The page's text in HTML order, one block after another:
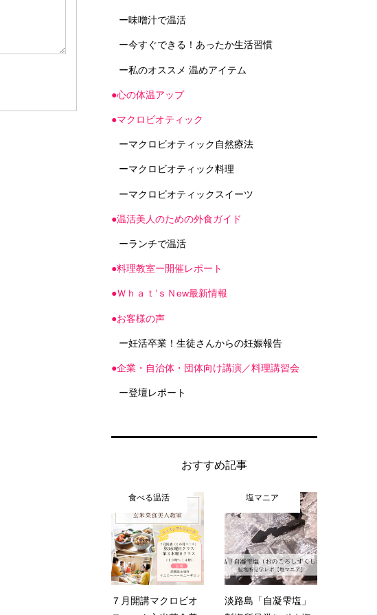
ー味噌汁で温活
ー今すぐできる！あったか生活習慣
ー私のオススメ 温めアイテム
●心の体温アップ
●マクロビオティック
ーマクロビオティック自然療法
ーマクロビオティック料理
ーマクロビオティックスイーツ
●温活美人のための外食ガイド
ーランチで温活
●料理教室ー開催レポート
●Ｗｈａｔ’ｓＮew最新情報
●お客様の声
ー妊活卒業！生徒さんからの妊娠報告
●企業・自治体・団体向け講演／料理講習会
ー登壇レポート
おすすめ記事
食べる温活
７月開講マクロビオ
塩マニア
淡路島「自凝雫塩」